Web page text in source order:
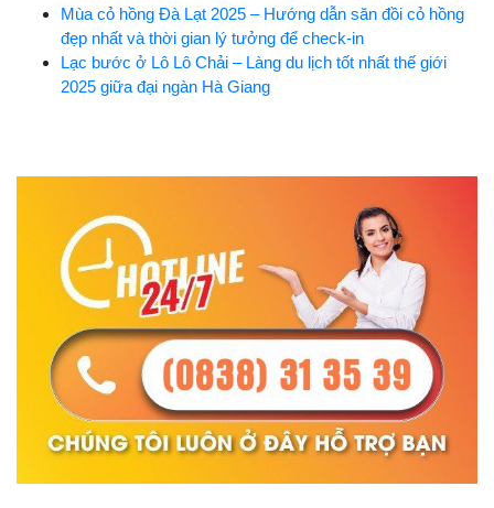
Mùa cỏ hồng Đà Lạt 2025 – Hướng dẫn săn đồi cỏ hồng
đẹp nhất và thời gian lý tưởng để check-in
Lạc bước ở Lô Lô Chải – Làng du lịch tốt nhất thế giới
2025 giữa đại ngàn Hà Giang